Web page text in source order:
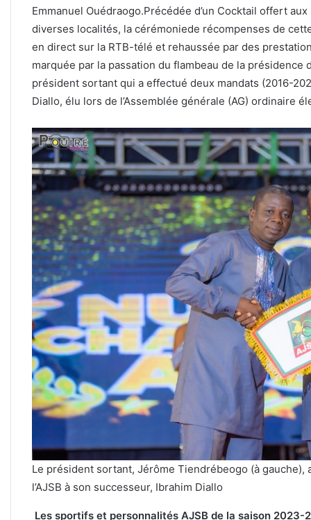
Emmanuel Ouédraogo.Précédée d’un Cocktail offert
diverses localités, la cérémoniede récompenses de
en direct sur la RTB-télé et rehaussée par des
marquée par la passation du flambeau de la présidence
président sortant qui a effectué deux mandats (2016-
Diallo, élu lors de l’Assemblée générale (AG) ordinaire
Le président sortant, Jérôme Tiendrébeogo (à gauche),
l’AJSB à son successeur, Ibrahim Diallo
Les sportifs et personnalités AJSB de la saison 2023-